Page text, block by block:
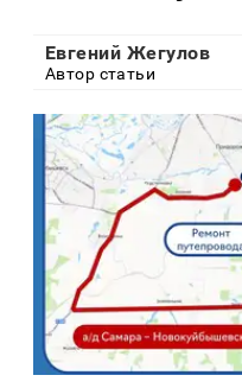
Евгений Жегулов
Автор статьи